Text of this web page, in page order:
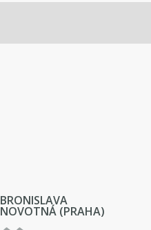
BRONISLAVA
NOVOTNÁ (PRAHA)